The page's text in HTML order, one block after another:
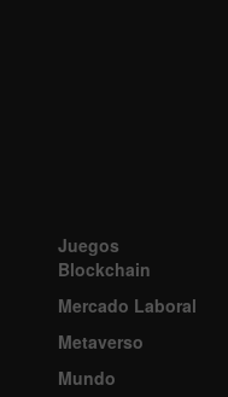
Juegos
Blockchain
Mercado Laboral
Metaverso
Mundo